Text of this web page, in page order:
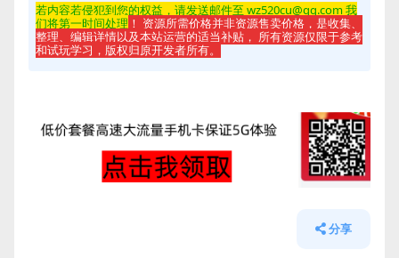
若内容若侵犯到您的权益，请发送邮件至 wz520cu@qq.com 我
们将第一时间处理 ！ 资源所需价格并非资源售卖价格，是收集、
整理、编辑详情以及本站运营的适当补贴， 所有资源仅限于参考
和试玩学习，版权归原开发者所有。
分享